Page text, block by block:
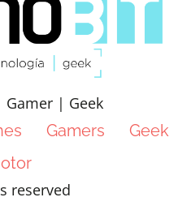
| Geek
Gamers
Geek
reserved